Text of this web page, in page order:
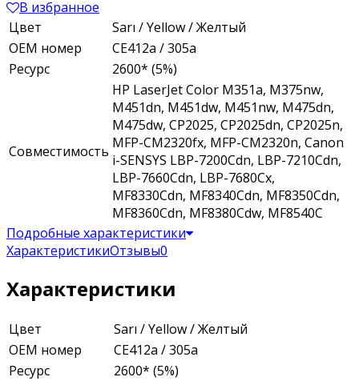
В избранное
Цвет
Sarı / Yellow / Желтый
ОЕМ номер
CE412a / 305a
Ресурс
2600* (5%)
Совместимость
HP LaserJet Color M351a, M375nw,
M451dn, M451dw, M451nw, M475dn,
M475dw, CP2025, CP2025dn, CP2025n,
MFP-CM2320fx, MFP-CM2320n, Canon
i-SENSYS LBP-7200Cdn, LBP-7210Cdn,
LBP-7660Cdn, LBP-7680Cx,
MF8330Cdn, MF8340Cdn, MF8350Cdn,
MF8360Cdn, MF8380Cdw, MF8540C
Подробные характеристики
ХарактеристикиОтзывы0
Характеристики
Цвет
Sarı / Yellow / Желтый
ОЕМ номер
CE412a / 305a
Ресурс
2600* (5%)